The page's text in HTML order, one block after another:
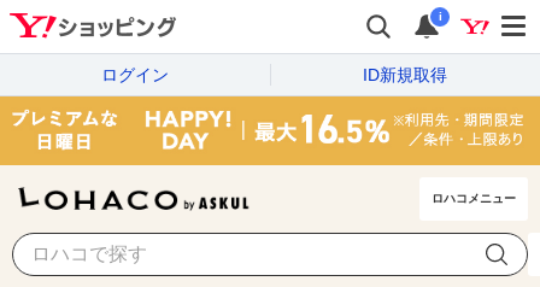
i
ログイン ID新規取得
ロハコメニュー